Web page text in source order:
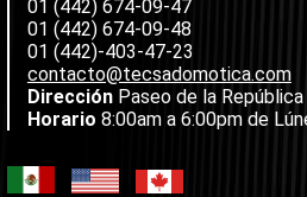
01 (442) 674-09-47
01 (442) 674-09-48
01 (442)-403-47-23
contacto@tecsadomotica.com
DirecciónPaseo de la República
Horario 8:00am a 6:00pm de